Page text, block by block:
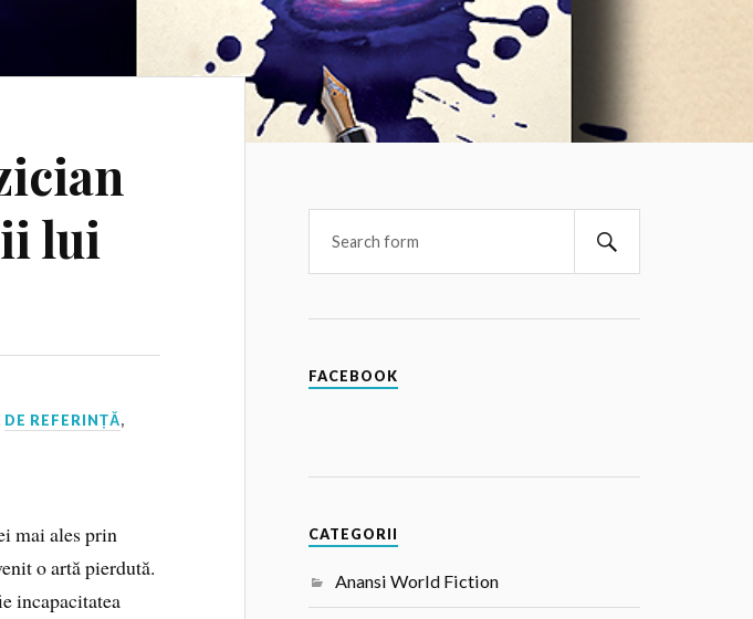
lui
DE REFERINȚĂ,
mai ales prin
o artă pierdută.
incapacitatea
FACEBOOK
CATEGORII
Anansi World Fiction